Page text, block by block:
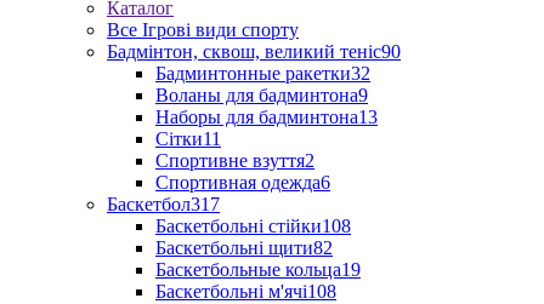
Каталог
Все Ігрові види спорту
Бадмінтон, сквош, великий теніс90
Бадминтонные ракетки32
Воланы для бадминтона9
Наборы для бадминтона13
Сітки11
Спортивне взуття2
Спортивная одежда6
Баскетбол317
Баскетбольні стійки108
Баскетбольні щити82
Баскетбольные кольца19
Баскетбольні м'ячі108